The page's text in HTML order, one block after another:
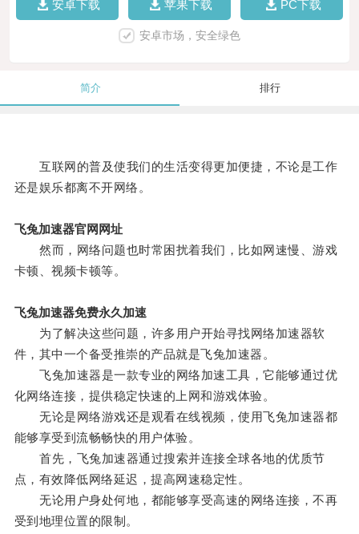
安卓下载 苹果下载 PC下载
安卓市场，安全绿色
简介 排行
互联网的普及使我们的生活变得更加便捷，不论是工作
还是娱乐都离不开网络。
飞兔加速器官网网址
然而，网络问题也时常困扰着我们，比如网速慢、游戏
卡顿、视频卡顿等。
飞兔加速器免费永久加速
为了解决这些问题，许多用户开始寻找网络加速器软
件，其中一个备受推崇的产品就是飞兔加速器。
飞兔加速器是一款专业的网络加速工具，它能够通过优
化网络连接，提供稳定快速的上网和游戏体验。
无论是网络游戏还是观看在线视频，使用飞兔加速器都
能够享受到流畅畅快的用户体验。
首先，飞兔加速器通过搜索并连接全球各地的优质节
点，有效降低网络延迟，提高网速稳定性。
无论用户身处何地，都能够享受高速的网络连接，不再
受到地理位置的限制。